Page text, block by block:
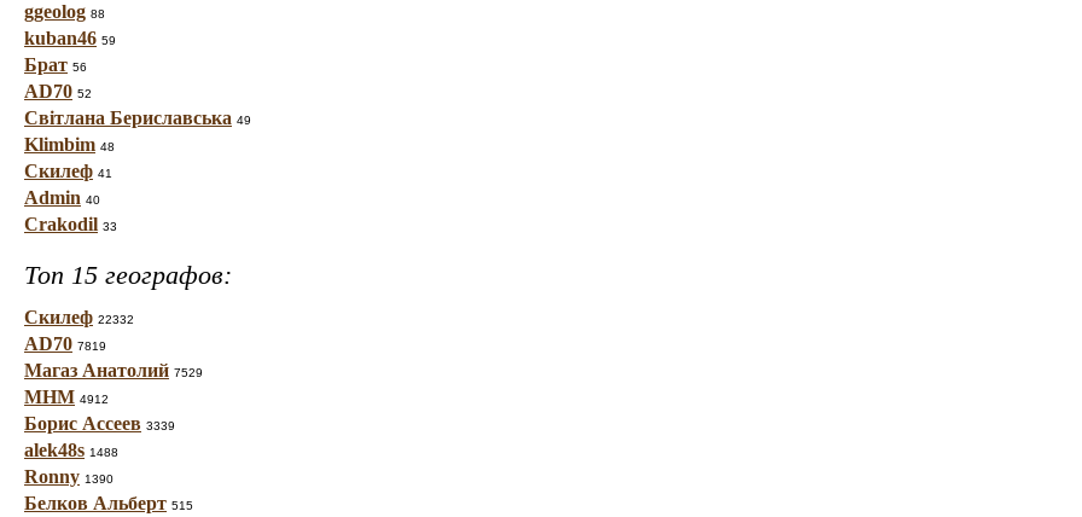
ggeolog 88
kuban46 59
Брат 56
AD70 52
Світлана Бериславська 49
Klimbim 48
Скилеф 41
Admin 40
Crakodil 33
Топ 15 географов:
Скилеф 22332
AD70 7819
Магаз Анатолий 7529
МНМ 4912
Борис Ассеев 3339
alek48s 1488
Ronny 1390
Белков Альберт 515